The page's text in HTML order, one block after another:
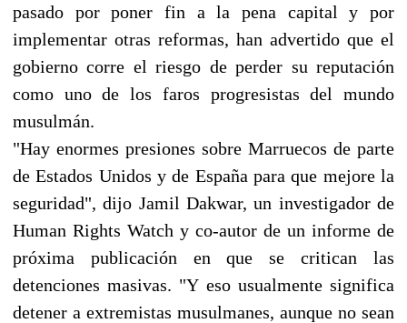
pasado por poner fin a la pena capital y por
implementar otras reformas, han advertido que el
gobierno corre el riesgo de perder su reputación
como uno de los faros progresistas del mundo
musulmán.
"Hay enormes presiones sobre Marruecos de parte
de Estados Unidos y de España para que mejore la
seguridad", dijo Jamil Dakwar, un investigador de
Human Rights Watch y co-autor de un informe de
próxima publicación en que se critican las
detenciones masivas. "Y eso usualmente significa
detener a extremistas musulmanes, aunque no sean